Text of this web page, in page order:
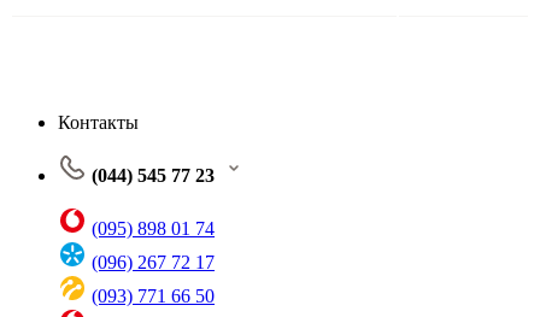
Контакты
(044) 545 77 23
(095) 898 01 74
(096) 267 72 17
(093) 771 66 50